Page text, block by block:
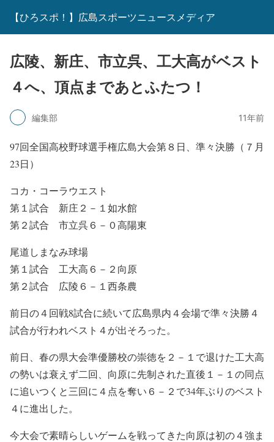
【ひろスポ！】広島スポーツニュースメディア
広陵、新庄、市立呉、工大高がベスト
４へ、頂点まであとふたつ！
編集部 11年前
97回全国高校野球選手権広島大会第８日、準々決勝（７月
23日）
コカ・コーラウエスト
第１試合 新庄２－１如水館
第２試合 市立呉６－０高陽東
尾道しまなみ球場
第１試合 工大高６－２向原
第２試合 広陵６－１西条農
前日の４回戦8試合に続いて広島県内４会場で準々決勝４
試合が行われベスト４が出そろった。
前日、春の県大会準優勝校の崇徳を２－１で退けた工大高
の勢いは衰えず二回、向原に先制された直後１－１の同点
に追いつくと三回に４点を奪い６－２で34年ぶりのベスト
４に進出した。
今大会で素晴らしいゲームを戦ってきた向原は初の４強ま